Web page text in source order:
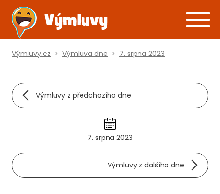
Výmluvy.cz > Výmluva dne > 7. srpna 2023
Výmluvy z předchozího dne
7. srpna 2023
Výmluvy z dalšího dne